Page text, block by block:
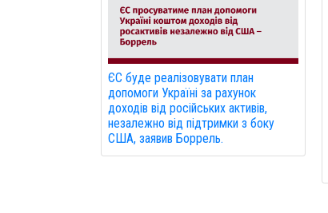
ЄС буде реалізовувати план
допомоги Україні за рахунок
доходів від російських активів,
незалежно від підтримки з боку
США, заявив Боррель.